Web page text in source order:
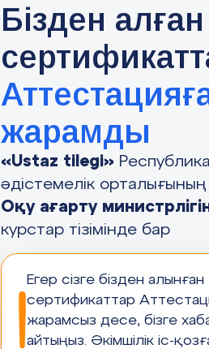
Бізден алған
жарамды
«Ustaz tilegi»
әдістемелік орталығының
Оқу ағарту
курстар тізімінде бар
Егер сізге бізден алынған
сертификаттар
жарамсыз десе, бізге
айтыңыз. Әкімшілік іс-